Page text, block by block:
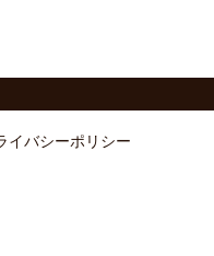
イバシーポリシー